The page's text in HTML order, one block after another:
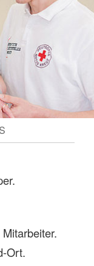
Ort.